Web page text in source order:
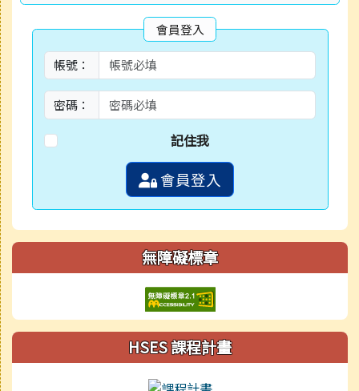
會員登入
帳號：
密碼：
記住我
會員登入
無障礙標章
HSES 課程計畫